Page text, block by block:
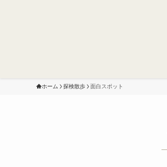
ホーム 探検散歩 面白スポット